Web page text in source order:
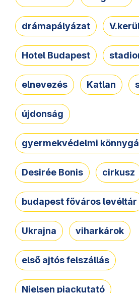
drámapályázat
Hotel Budapest
elnevezés Katlan
újdonság
gyermekvédelmi
Desirée Bonis cirkusz
budapest főváros levéltár
Ukrajna viharkárok
első ajtós felszállás
Nielsen piackutató